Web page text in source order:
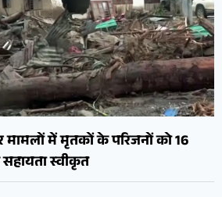
मामलों में मृतकों के परिजनों को 16
स्वीकृत